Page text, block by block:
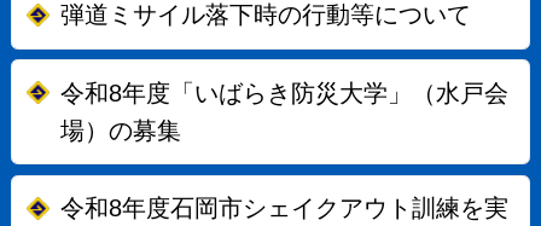
弾道ミサイル落下時の行動等について
令和8年度「いばらき防災大学」（水戸会
場）の募集
令和8年度石岡市シェイクアウト訓練を実